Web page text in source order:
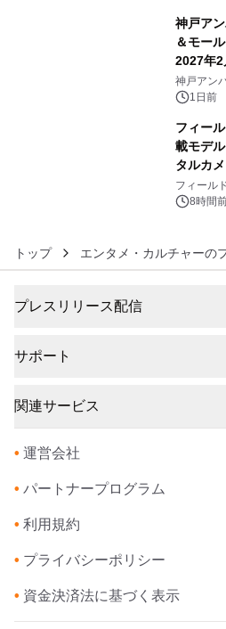
神戸ア
＆モー
2027年2
オープン
神戸アン
ル 1日前
フィー
載モデ
タルカ
約1300
ジ新登場
フィール
8時間
トップ エンタメ・カルチャーの
プレスリリース配信
サポート
関連サービス
• 運営会社
• パートナープログラム
• 利用規約
• プライバシーポリシー
• 資金決済法に基づく表示